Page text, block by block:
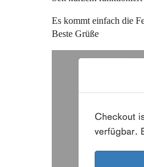
Es kommt einfach die
Beste Grüße